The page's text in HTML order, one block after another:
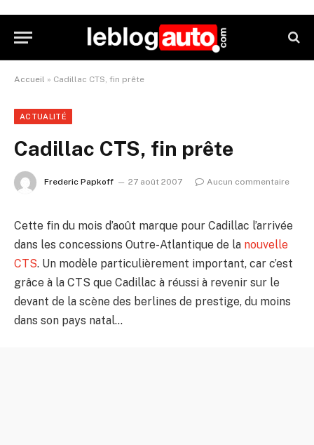
Accueil » Cadillac CTS, fin prête
ACTUALITÉ
Cadillac CTS, fin prête
Frederic Papkoff 27 août 2007 Aucun commentaire
Cette fin du mois d’août marque pour Cadillac l’arrivée
dans les concessions Outre-Atlantique de la nouvelle
CTS. Un modèle particulièrement important, car c’est
grâce à la CTS que Cadillac à réussi à revenir sur le
devant de la scène des berlines de prestige, du moins
dans son pays natal…